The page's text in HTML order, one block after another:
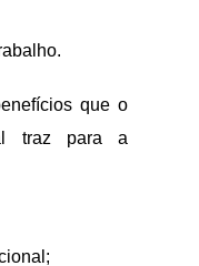
que o
traz para a